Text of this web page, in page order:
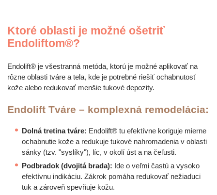
Ktoré oblasti je možné ošetriť
Endoliftom®?
Endolift® je všestranná metóda, ktorú je možné aplikovať na
rôzne oblasti tváre a tela, kde je potrebné riešiť ochabnutosť
kože alebo redukovať menšie tukové depozity.
Endolift Tváre – komplexná remodelácia:
Dolná tretina tváre: Endolift® tu efektívne koriguje mierne
ochabnutie kože a redukuje tukové nahromadenia v oblasti
sánky (tzv. "syslíky"), líc, v okolí úst a na čeľusti.
Podbradok (dvojitá brada): Ide o veľmi častú a vysoko
efektívnu indikáciu. Zákrok pomáha redukovať nežiaduci
tuk a zároveň spevňuje kožu.